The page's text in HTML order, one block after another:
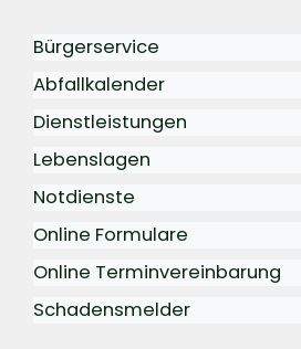
Bürgerservice
Abfallkalender
Dienstleistungen
Lebenslagen
Notdienste
Online Formulare
Online Terminvereinbarung
Schadensmelder